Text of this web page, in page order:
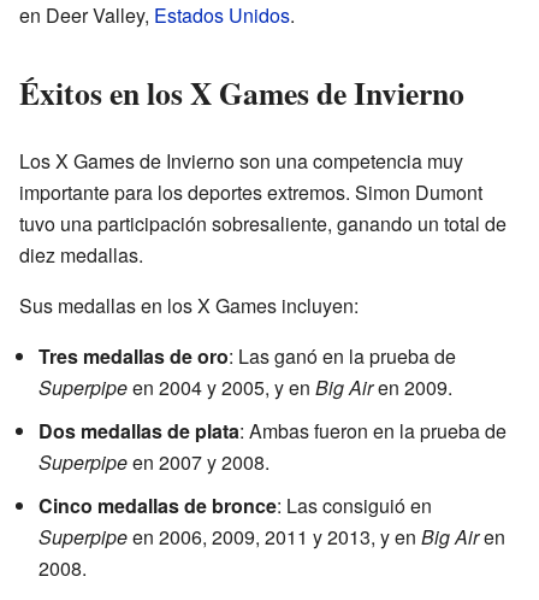
en Deer Valley, Estados Unidos.
Éxitos en los X Games de Invierno
Los X Games de Invierno son una competencia muy
importante para los deportes extremos. Simon Dumont
tuvo una participación sobresaliente, ganando un total de
diez medallas.
Sus medallas en los X Games incluyen:
Tres medallas de oro: Las ganó en la prueba de
Superpipeen 2004 y 2005, y en Big Airen 2009.
Dos medallas de plata: Ambas fueron en la prueba de
Superpipeen 2007 y 2008.
Cinco medallas de bronce: Las consiguió en
Superpipeen 2006, 2009, 2011 y 2013, y en Big Airen
2008.